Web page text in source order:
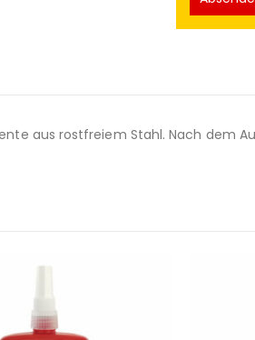
aus rostfreiem Stahl. Nach dem